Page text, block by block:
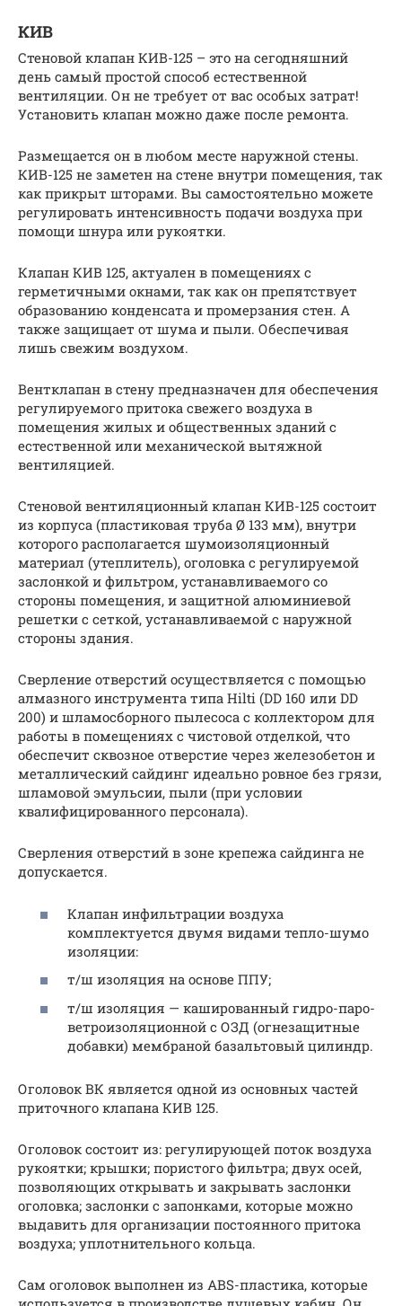
КИВ
Стеновой клапан КИВ-125 – это на сегодняшний
день самый простой способ естественной
вентиляции. Он не требует от вас особых затрат!
Установить клапан можно даже после ремонта.
Размещается он в любом месте наружной стены.
КИВ-125 не заметен на стене внутри помещения, так
как прикрыт шторами. Вы самостоятельно можете
регулировать интенсивность подачи воздуха при
помощи шнура или рукоятки.
Клапан КИВ 125, актуален в помещениях с
герметичными окнами, так как он препятствует
образованию конденсата и промерзания стен. А
также защищает от шума и пыли. Обеспечивая
лишь свежим воздухом.
Вентклапан в стену предназначен для обеспечения
регулируемого притока свежего воздуха в
помещения жилых и общественных зданий с
естественной или механической вытяжной
вентиляцией.
Стеновой вентиляционный клапан КИВ-125 состоит
из корпуса (пластиковая труба Ø 133 мм), внутри
которого располагается шумоизоляционный
материал (утеплитель), оголовка с регулируемой
заслонкой и фильтром, устанавливаемого со
стороны помещения, и защитной алюминиевой
решетки с сеткой, устанавливаемой с наружной
стороны здания.
Сверление отверстий осуществляется с помощью
алмазного инструмента типа Hilti (DD 160 или DD
200) и шламосборного пылесоса с коллектором для
работы в помещениях с чистовой отделкой, что
обеспечит сквозное отверстие через железобетон и
металлический сайдинг идеально ровное без грязи,
шламовой эмульсии, пыли (при условии
квалифицированного персонала).
Сверления отверстий в зоне крепежа сайдинга не
допускается.
Клапан инфильтрации воздуха
комплектуется двумя видами тепло-шумо
изоляции:
т/ш изоляция на основе ППУ;
т/ш изоляция — кашированный гидро-паро-
ветроизоляционной с ОЗД (огнезащитные
добавки) мембраной базальтовый цилиндр.
Оголовок ВК является одной из основных частей
приточного клапана КИВ 125.
Оголовок состоит из: регулирующей поток воздуха
рукоятки; крышки; пористого фильтра; двух осей,
позволяющих открывать и закрывать заслонки
оголовка; заслонки с запонками, которые можно
выдавить для организации постоянного притока
воздуха; уплотнительного кольца.
Сам оголовок выполнен из ABS-пластика, которые